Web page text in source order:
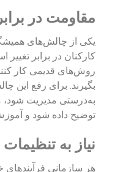
مقاومت در برابر
کارکنان در برابر تغییر
روش‌های قدیمی کار
بگیرند. برای رفع این
به‌درستی مدیریت شود،
توضیح داده شود و
نیاز به